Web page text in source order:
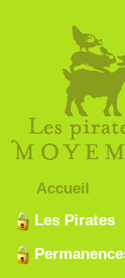
Accueil
Les Pirates